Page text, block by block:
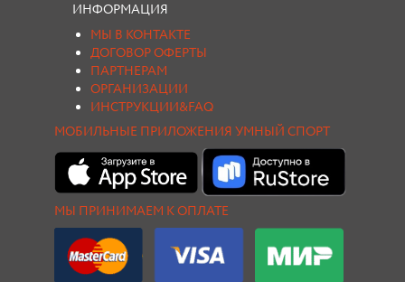
ИНФОРМАЦИЯ
МЫ В КОНТАКТЕ
ДОГОВОР ОФЕРТЫ
ПАРТНЕРАМ
ОРГАНИЗАЦИИ
ИНСТРУКЦИИ&FAQ
МОБИЛЬНЫЕ ПРИЛОЖЕНИЯ УМНЫЙ СПОРТ
МЫ ПРИНИМАЕМ К ОПЛАТЕ